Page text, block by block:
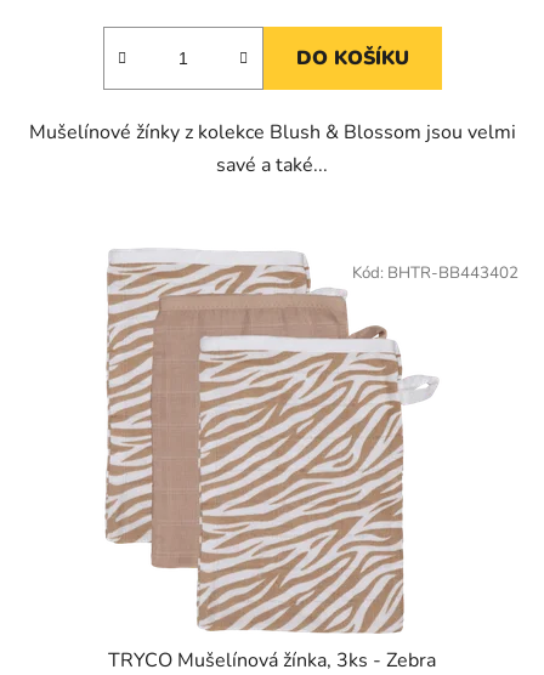
DO KOŠÍKU
Mušelínové žínky z kolekce Blush & Blossom jsou velmi
savé a také...
TRYCO Mušelínová žínka, 3ks - Zebra
Kód: BHTR-BB443402